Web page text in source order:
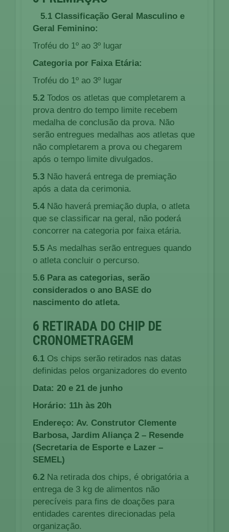
5.1 Classificação Geral Masculino e
Geral Feminino:
Troféu do 1º ao 3º lugar
Categoria por Faixa Etária:
Troféu do 1º ao 3º lugar
5.2 Todos os atletas que completarem a
prova dentro do tempo limite recebem
medalha de conclusão da prova. Não
serão entregues medalhas aos atletas que
não completarem a prova ou chegarem
após o tempo limite divulgados.
5.3 Não haverá entrega de premiação
após a data da cerimonia.
5.4Não haverá premiação dupla, o atleta
que se classificar na geral, não poderá
concorrer na categoria por faixa etária.
5.5 As medalhas serão entregues quando
o atleta concluir o percurso.
5.6 Para as categorias, serão
considerados o ano BASE do
nascimento do atleta.
6 RETIRADA DO CHIP DE
CRONOMETRAGEM
6.1 Os chips serão retirados nas datas
definidas pelos organizadores do evento
Data: 20 e 21 de junho
Horário: 11h às 20h
Endereço: Av. Construtor Clemente
Barbosa, Jardim Aliança 2 – Resende
(Secretaria de Esporte e Lazer –
SEMEL)
6.2 Na retirada dos chips, é obrigatória a
entrega de 3 kg de alimentos não
perecíveis para fins de doações para
entidades carentes direcionadas pela
organização.